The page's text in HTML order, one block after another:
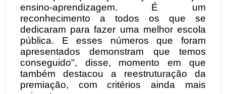
ensino-aprendizagem. É um
reconhecimento a todos os que se
dedicaram para fazer uma melhor escola
pública. E esses números que foram
apresentados demonstram que temos
conseguido", disse, momento em que
também destacou a reestruturação da
premiação, com critérios ainda mais